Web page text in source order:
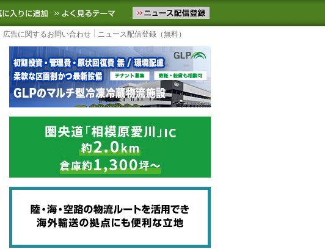
新の物流ニュースをお届けします。物流ニュースメール配信を登録す
お気に入りに追加 よく見るテーマ
広告に関するお問い合わせ ニュース配信登録（無料）